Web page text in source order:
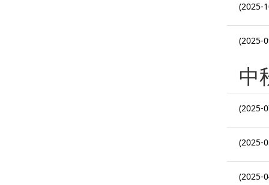
(2025-
(2025-
中
(2025-
(2025-
(2025-